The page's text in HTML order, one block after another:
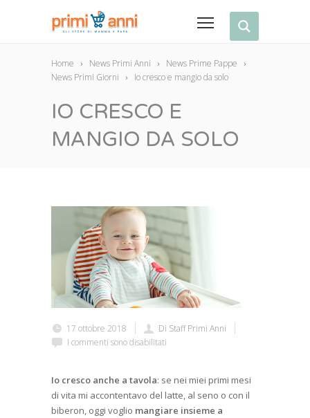
Home News Primi Anni
News Prime Pappe
News Primi Giorni
Io cresco e mangio da solo
IO CRESCO E
MANGIO DA SOLO
17 ottobre 2018
Di Staff Primi Anni
I commenti sono disabilitati
Io cresco anche a tavola: se nei miei primi mesi
di vita mi accontentavo del latte, al seno o con il
biberon, oggi voglio mangiare insieme a